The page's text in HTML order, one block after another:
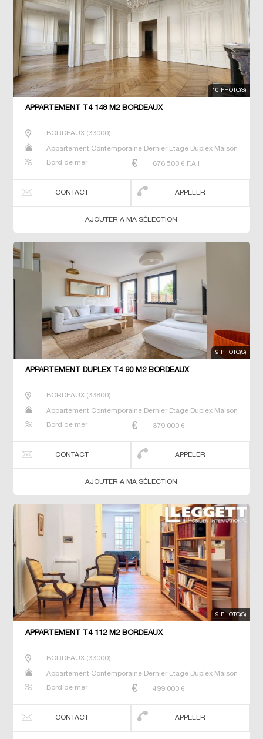
10 PHOTO(S)
APPARTEMENT T4 148 M2 BORDEAUX
BORDEAUX(33000)
Appartement Contemporaine Dernier Etage Duplex Maison
Bord de mer
676 500 € F.A.I
CONTACT APPELER
AJOUTER A MA SÉLECTION
9 PHOTO(S)
APPARTEMENT DUPLEX T4 90 M2 BORDEAUX
BORDEAUX(33800)
Appartement Contemporaine Dernier Etage Duplex Maison
Bord de mer
379 000 €
CONTACT APPELER
AJOUTER A MA SÉLECTION
9 PHOTO(S)
APPARTEMENT T4 112 M2 BORDEAUX
BORDEAUX(33000)
Appartement Contemporaine Dernier Etage Duplex Maison
Bord de mer
499 000 €
CONTACT APPELER